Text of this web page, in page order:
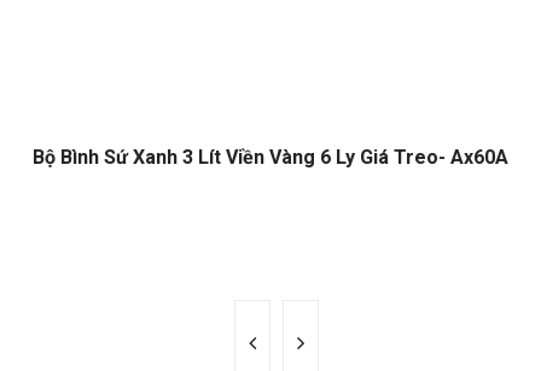
Bộ Bình Sứ Xanh 3 Lít Viền Vàng 6 Ly Giá Treo- Ax60A